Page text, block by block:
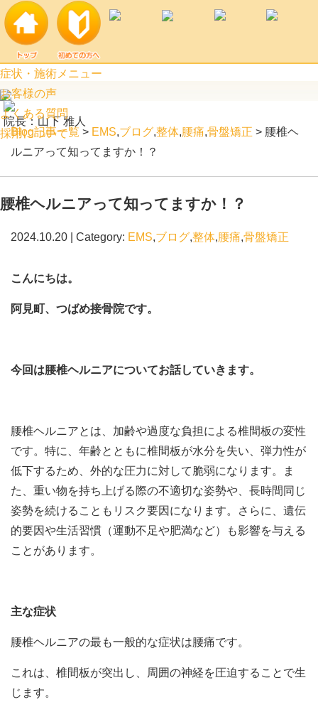
腰椎ヘルニアって知ってますか！？ | 阿見町口コミ上位のつばめ接骨院
症状・施術メニュー
お客様の声
よくある質問
採用について
院長：山下 雅人
Blog記事一覧 > EMS,ブログ,整体,腰痛,骨盤矯正 > 腰椎ヘ
ルニアって知ってますか！？
腰椎ヘルニアって知ってますか！？
2024.10.20 | Category: EMS,ブログ,整体,腰痛,骨盤矯正
こんにちは。
阿見町、つばめ接骨院です。
今回は腰椎ヘルニアについてお話していきます。
腰椎ヘルニアとは、加齢や過度な負担による椎間板の変性
です。特に、年齢とともに椎間板が水分を失い、弾力性が
低下するため、外的な圧力に対して脆弱になります。ま
た、重い物を持ち上げる際の不適切な姿勢や、長時間同じ
姿勢を続けることもリスク要因になります。さらに、遺伝
的要因や生活習慣（運動不足や肥満など）も影響を与える
ことがあります。
主な症状
腰椎ヘルニアの最も一般的な症状は腰痛です。
これは、椎間板が突出し、周囲の神経を圧迫することで生
じます。